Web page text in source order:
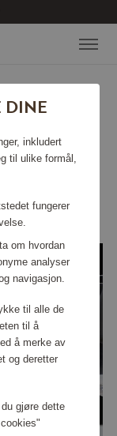
4-
DINE
inkludert
til ulike formål,
fungerer
om hvordan
analyser
navigasjon.
til alle de
til å
å merke av
og deretter
gjøre dette